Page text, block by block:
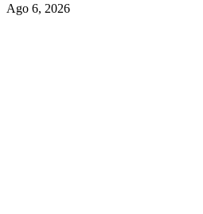
Ago 6, 2026